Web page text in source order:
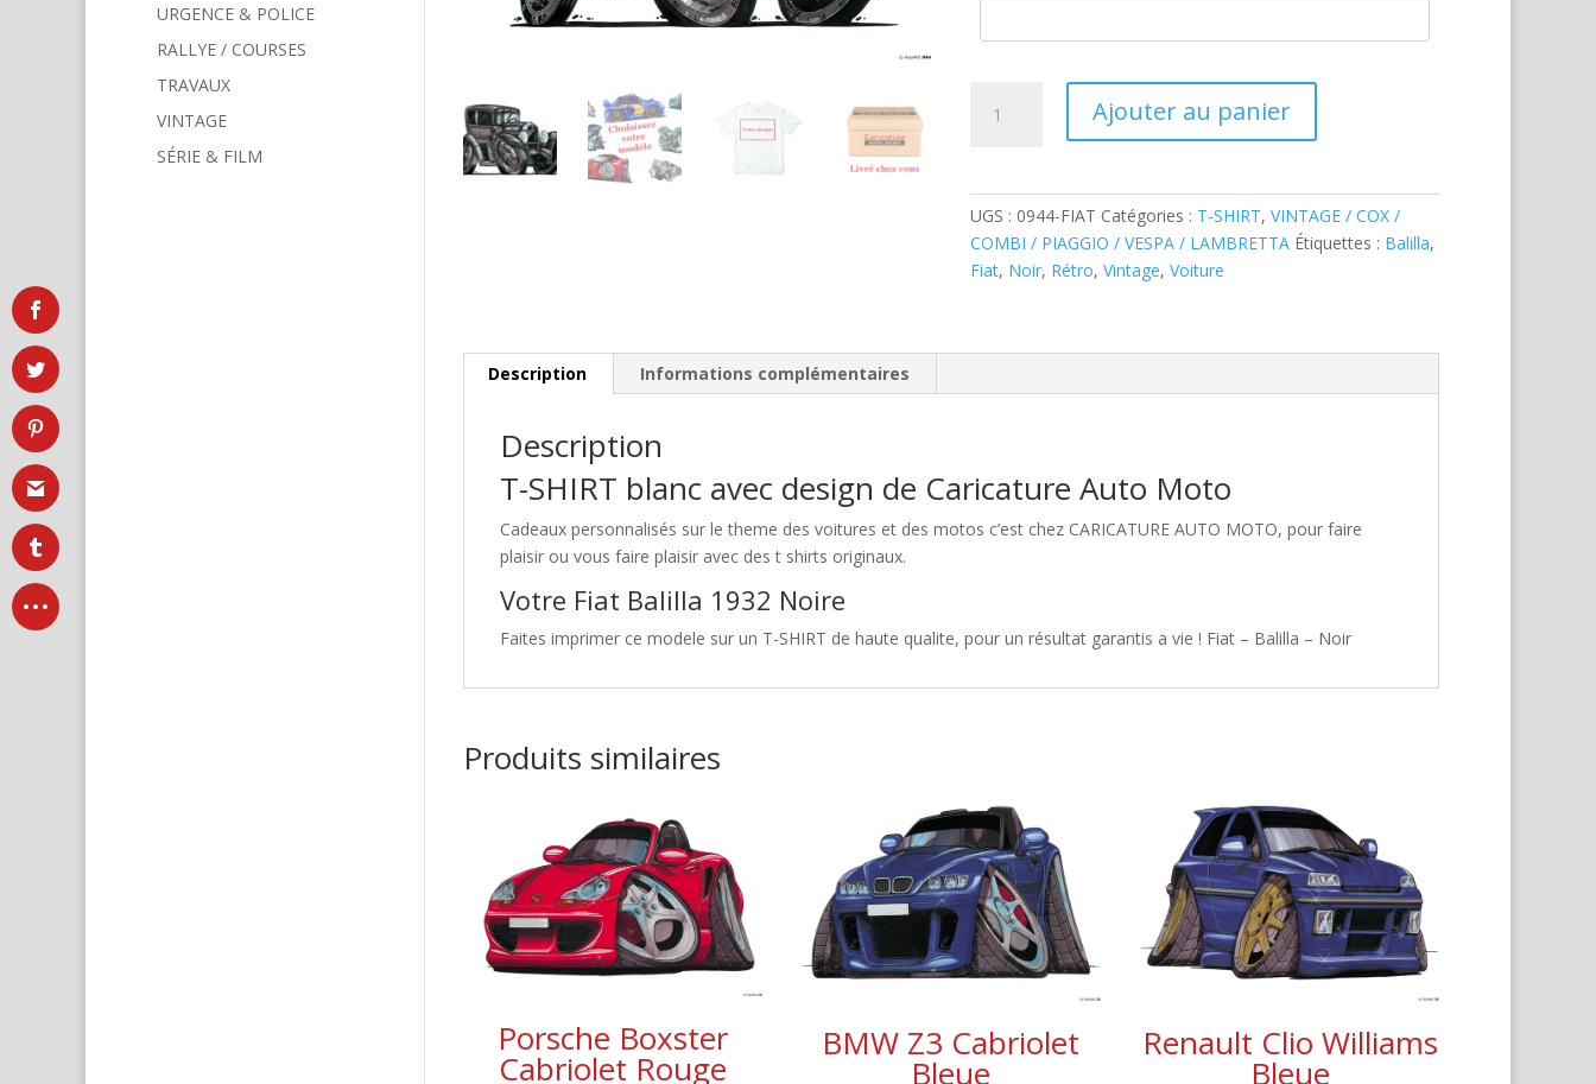
Ajouter au panier
UGS : 0944-FIAT Catégories : T-SHIRT,VINTAGE / COX /
COMBI / PIAGGIO / VESPA / LAMBRETTA Étiquettes : Balilla,
Fiat, Noir, Rétro,Vintage,Voiture
Description Informations complémentaires
Description
T-SHIRT blanc avec design de Caricature Auto Moto
Cadeaux personnalisés sur le theme des voitures et des motos c’est chez CARICATURE AUTO MOTO, pour faire
plaisir ou vous faire plaisir avec des t shirts originaux.
Votre Fiat Balilla 1932 Noire
Faites imprimer ce modele sur un T-SHIRT de haute qualite, pour un résultat garantis a vie ! Fiat – Balilla – Noir
Produits similaires
Porsche Boxster
Cabriolet Rouge
BMW Z3 Cabriolet
Bleue
Renault Clio Williams
Bleue
URGENCE & POLICE
RALLYE / COURSES
TRAVAUX
VINTAGE
SÉRIE & FILM